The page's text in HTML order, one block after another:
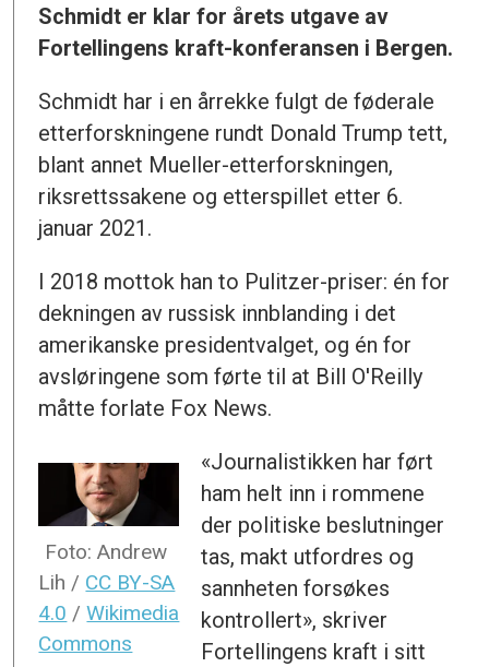
Schmidt er klar for årets utgave av
Fortellingens kraft-konferansen i Bergen.
Schmidt har i en årrekke fulgt de føderale
etterforskningene rundt Donald Trump tett,
blant annet Mueller-etterforskningen,
riksrettssakene og etterspillet etter 6.
januar 2021.
I 2018 mottok han to Pulitzer-priser: én for
dekningen av russisk innblanding i det
amerikanske presidentvalget, og én for
avsløringene som førte til at Bill O'Reilly
måtte forlate Fox News.
Foto: Andrew
Lih / CC BY-SA
4.0 /Wikimedia
Commons
«Journalistikken har ført
ham helt inn i rommene
der politiske beslutninger
tas, makt utfordres og
sannheten forsøkes
kontrollert», skriver
Fortellingens kraft i sitt